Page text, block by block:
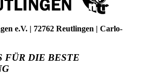
e.V. | 72762 Reutlingen | Carlo-
FÜR DIE BESTE